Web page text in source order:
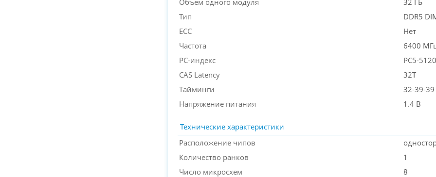
Тип
DDR5
ECC
Нет
Частота
6400
PC-индекс
PC5-
CAS Latency
32T
Тайминги
32-39-39
Напряжение питания
1.4 В
Технические характеристики
Расположение чипов
Количество ранков
1
Число микросхем
8